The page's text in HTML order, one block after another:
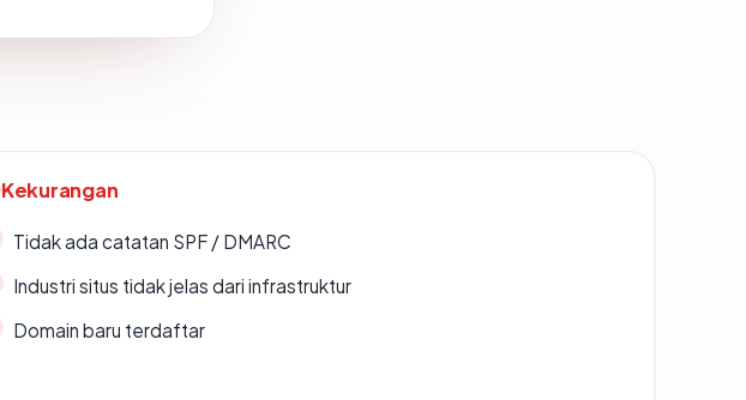
Kekurangan
Tidak ada catatan SPF / DMARC
Industri situs tidak jelas dari infrastruktur
Domain baru terdaftar